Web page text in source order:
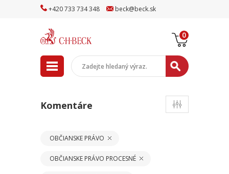
+420733 734348 beck@beck.sk
0
Komentáre
OBČIANSKE PRÁVO
OBČIANSKE PRÁVO PROCESNÉ